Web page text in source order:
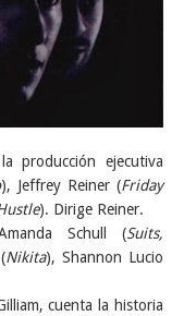
producción ejecutiva
), Jeffrey Reiner (Friday
). Dirige Reiner.
Schull (Suits,
Nikita), Shannon Lucio
cuenta la historia